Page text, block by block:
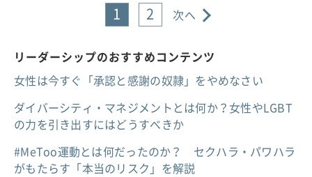
1 2 次へ
リーダーシップのおすすめコンテンツ
女性は今すぐ「承認と感謝の奴隷」をやめなさい
ダイバーシティ・マネジメントとは何か？女性やLGBT
の力を引き出すにはどうすべきか
#MeToo運動とは何だったのか？ セクハラ・パワハラ
がもたらす「本当のリスク」を解説